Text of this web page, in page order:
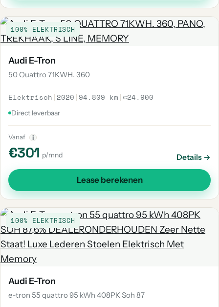
100% ELEKTRISCH
Audi E-Tron
50 Quattro 71KWH. 360
Elektrisch | 2020 | 94.809 km |€24.900
Direct leverbaar
Vanaf i
€301 p/mnd Details →
Lease berekenen
100% ELEKTRISCH
Audi E-Tron
e-tron 55 quattro 95 kWh 408PK Soh 87